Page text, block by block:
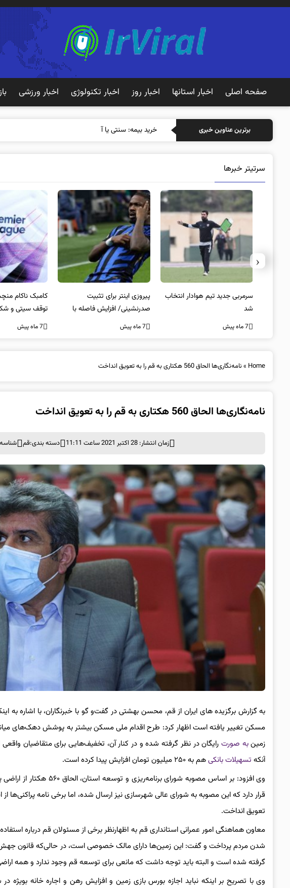
صفحه اصلی اخبار استانها اخبار روز اخبار تکنولوژی اخبار ورزشی
برترین عناوین خبری خرید بیمه: سنتی یا آنلاین؟ کدامیک تجربه به
سرتیتر خبرها
سرمربی جدید تیم هوادار انتخاب
شد
7 ماه پیش
پیروزی اینتر برای تثبیت
صدرنشینی/ افزایش فاصله با
ناپولی
7 ماه پیش
کامبک ناکام
توقف سیتی و
7 ماه پیش
‹
Home
» نامه‌نگاری‌ها الحاق 560 هکتاری به قم را به تعویق انداخت
نامه‌نگاری‌ها الحاق 560 هکتاری به قم را به تعویق انداخت
زمان انتشار: 28 اکتبر 2021 ساعت 11:11 دسته بندی:قم شناسه
به گزارش برگزیده های ایران از قم، محسن بهشتی در گفت‌و گو با خبرنگاران، با اشاره
مسکن تغییر یافته است اظهار کرد: طرح اقدام ملی مسکن بیشتر به پوشش دهک‌های
زمینبه صورت رایگان در نظر گرفته شده و در کنار آن، تخفیف‌هایی برای متقاضیان
آنکه تسهیلات بانکیهم به ۲۵۰ میلیون تومان افزایش پیدا کرده است.
وی افزود: بر اساس مصوبه
قرار دارد که این مصوبه به شورای عالی شهرسازی نیز ارسال شده، اما برخی نامه
تعویق انداخت.
معاون هماهنگی امور عمرانی استانداری قم به اظهارنظر برخی از مسئولان قم درباره
شدن مردم پرداخت و گفت: این زمین‌ها دارای مالک خصوصی است، در حالی‌که قانون
گرفته شده است و البته باید توجه داشت که مانعی برای توسعه قم وجود ندارد و همه
وی با تصریح بر اینکه نباید اجازه بورس بازی زمین و افزایش رهن و اجاره خانه